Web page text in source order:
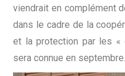
viendrait en complément
dans le cadre de la
et la protection par les «
sera connue en septembre.